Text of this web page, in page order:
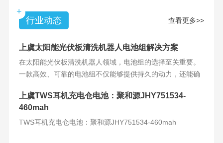
+
行业动态
查看更多>>
上虞太阳能光伏板清洗机器人电池组解决方案
在太阳能光伏板清洗机器人领域，电池组的选择至关重要。
一款高效、可靠的电池组不仅能够提供持久的动力，还能确
上虞TWS耳机充电仓电池：聚和源JHY751534-
460mah
TWS耳机充电仓电池：聚和源JHY751534-460mah